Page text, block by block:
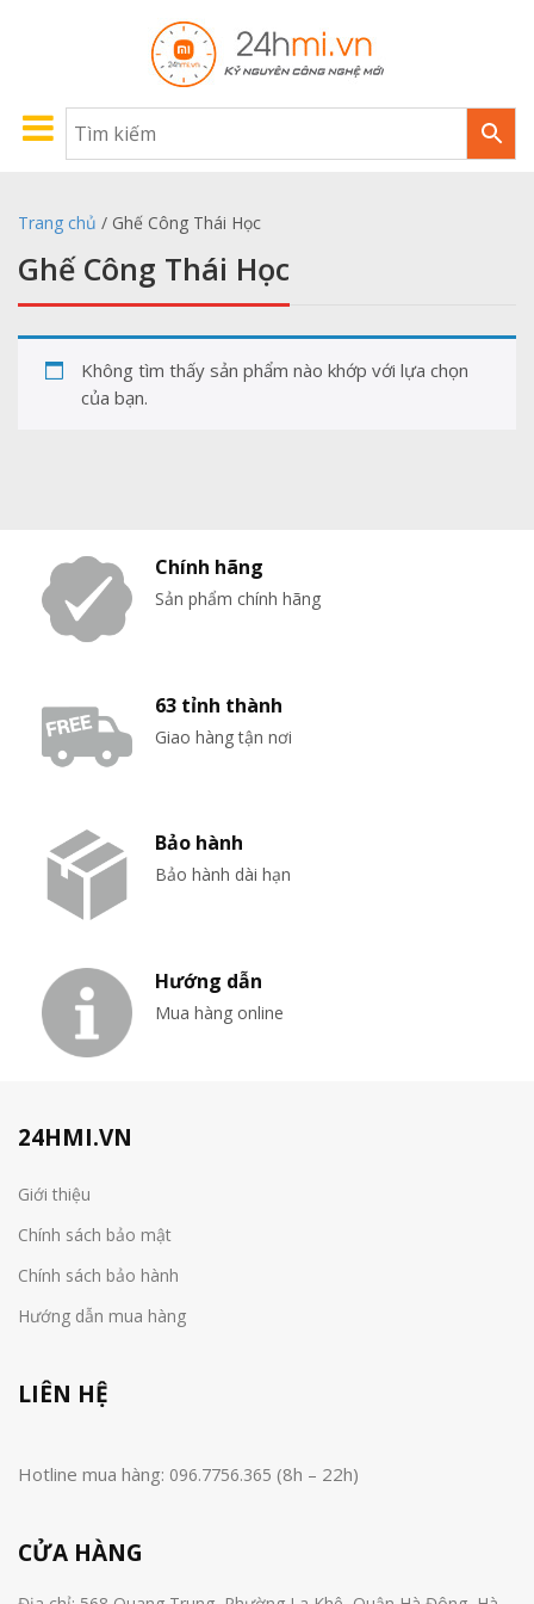
Trang chủ / Ghế Công Thái Học
Ghế Công Thái Học
Không tìm thấy sản phẩm nào khớp với lựa chọn
của bạn.
Chính hãng
Sản phẩm chính hãng
63 tỉnh thành
Giao hàng tận nơi
Bảo hành
Bảo hành dài hạn
Hướng dẫn
Mua hàng online
24HMI.VN
Giới thiệu
Chính sách bảo mật
Chính sách bảo hành
Hướng dẫn mua hàng
LIÊN HỆ
Hotline mua hàng: 096.7756.365 (8h – 22h)
CỬA HÀNG